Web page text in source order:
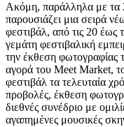
Ακόμη, παράλληλα με τα
παρουσιάζει μια σειρά
φεστιβάλ, από τις 20 έως
γεμάτη φεστιβαλική
την έκθεση φωτογραφίας
αγορά του Meet Market,
φεστιβάλ τα τελευταία
προβολές, έκθεση
διεθνές συνέδριο με
αγαπημένες μουσικές